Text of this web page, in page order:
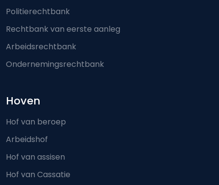
Politierechtbank
Rechtbank van eerste aanleg
Arbeidsrechtbank
Ondernemingsrechtbank
Hoven
Hof van beroep
Arbeidshof
Hof van assisen
Hof van Cassatie